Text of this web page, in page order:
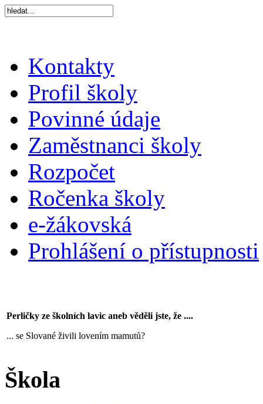
Kontakty
Profil školy
Povinné údaje
Zaměstnanci školy
Rozpočet
Ročenka školy
e-žákovská
Prohlášení o přístupnosti
Perličky ze školních lavic aneb věděli jste, že ....
... se Slované živili lovením mamutů?
Škola